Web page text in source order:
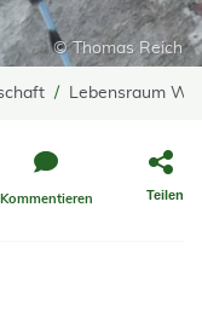
© Thomas Reich
Lebensraum
Kommentieren Teilen